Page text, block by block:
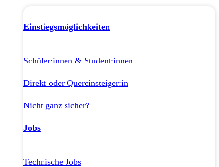
Einstiegsmöglichkeiten
Schüler:innen & Student:innen
Direkt-oder Quereinsteiger:in
Nicht ganz sicher?
Jobs
Technische Jobs